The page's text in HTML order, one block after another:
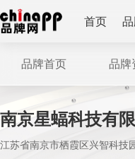
首页
品牌首页 品牌
南京星蝠科技有
江苏省南京市栖霞区兴智科技